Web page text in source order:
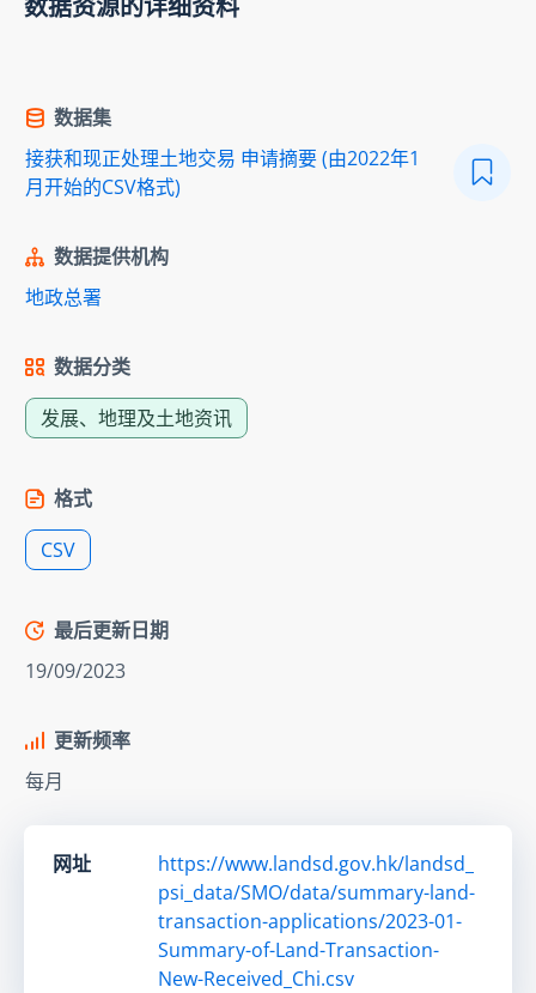
数据资源的详细资料
数据集
接获和现正处理土地交易 申请摘要 (由2022年1
月开始的CSV格式)
数据提供机构
地政总署
数据分类
发展、地理及土地资讯
格式
CSV
最后更新日期
19/09/2023
更新频率
每月
网址
https://www.landsd.gov.hk/landsd_
psi_data/SMO/data/summary-land-
transaction-applications/2023-01-
Summary-of-Land-Transaction-
New-Received_Chi.csv